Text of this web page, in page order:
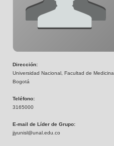
Dirección:
Universidad Nacional, Facultad de Medicina
Bogotá
Teléfono:
3165000
E-mail de Líder de Grupo:
jjyunisl@unal.edu.co